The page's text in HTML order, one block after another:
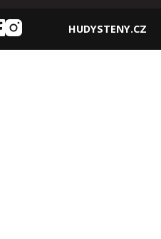
HUDYSTENY.CZ